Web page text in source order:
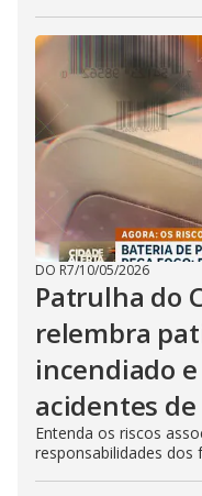
DO R7/10/05/2026
Patrulha do
relembra
incendiado
acidentes
Entenda os riscos
responsabilidades dos